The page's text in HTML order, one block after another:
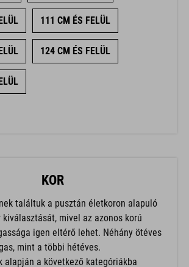
111 CM ÉS FELÜL
124 CM ÉS FELÜL
KOR
találtuk a pusztán életkoron alapuló
kiválasztását, mivel az azonos korú
igen eltérő lehet. Néhány ötéves
mint a többi hétéves.
alapján a következő kategóriákba